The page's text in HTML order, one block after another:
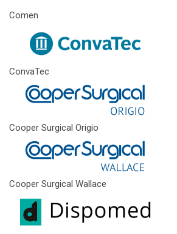
Comen
ConvaTec
Cooper Surgical Origio
Cooper Surgical Wallace